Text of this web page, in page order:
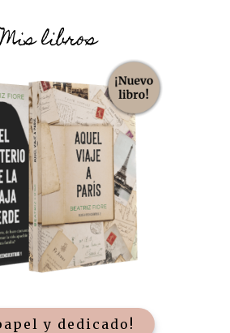
Mis libros
y dedicado!